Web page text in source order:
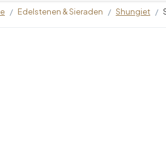
Edelstenen & Sieraden Shungiet